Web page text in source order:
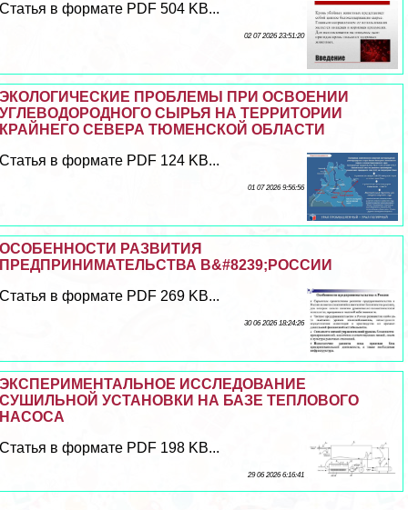
Статья в формате PDF 504 KB...
02 07 2026 23:51:20
ЭКОЛОГИЧЕСКИЕ ПРОБЛЕМЫ ПРИ ОСВОЕНИИ
УГЛЕВОДОРОДНОГО СЫРЬЯ НА ТЕРРИТОРИИ
КРАЙНЕГО СЕВЕРА ТЮМЕНСКОЙ ОБЛАСТИ
Статья в формате PDF 124 KB...
01 07 2026 9:56:56
ОСОБЕННОСТИ РАЗВИТИЯ
ПРЕДПРИНИМАТЕЛЬСТВА В&#8239;РОССИИ
Статья в формате PDF 269 KB...
30 06 2026 18:24:26
ЭКСПЕРИМЕНТАЛЬНОЕ ИССЛЕДОВАНИЕ
СУШИЛЬНОЙ УСТАНОВКИ НА БАЗЕ ТЕПЛОВОГО
НАСОСА
Статья в формате PDF 198 KB...
29 06 2026 6:16:41